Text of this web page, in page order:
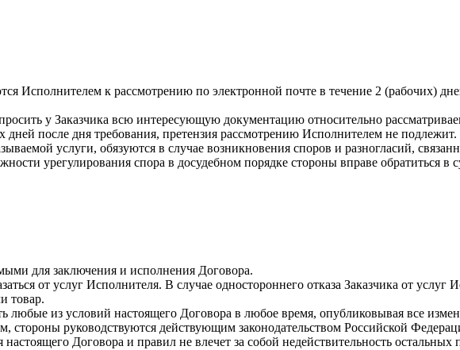
Исполнителем к рассмотрению по электронной почте в течение 2 (рабочих)
у Заказчика всю интересующую документацию относительно
дней после дня требования, претензия рассмотрению Исполнителем не подлежит.
услуги, обязуются в случае возникновения споров и разногласий,
урегулирования спора в досудебном порядке стороны вправе обратиться в
для заключения и исполнения Договора.
от услуг Исполнителя. В случае одностороннего отказа Заказчика от услуг
товар.
любые из условий настоящего Договора в любое время, опубликовывая все
руководствуются действующим законодательством Российской
Договора и правил не влечет за собой недействительность остальных